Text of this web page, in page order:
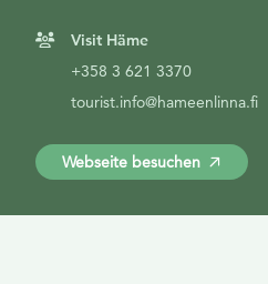
Visit Häme
+358 3 621 3370
tourist.info@hameenlinna.fi
Webseite besuchen